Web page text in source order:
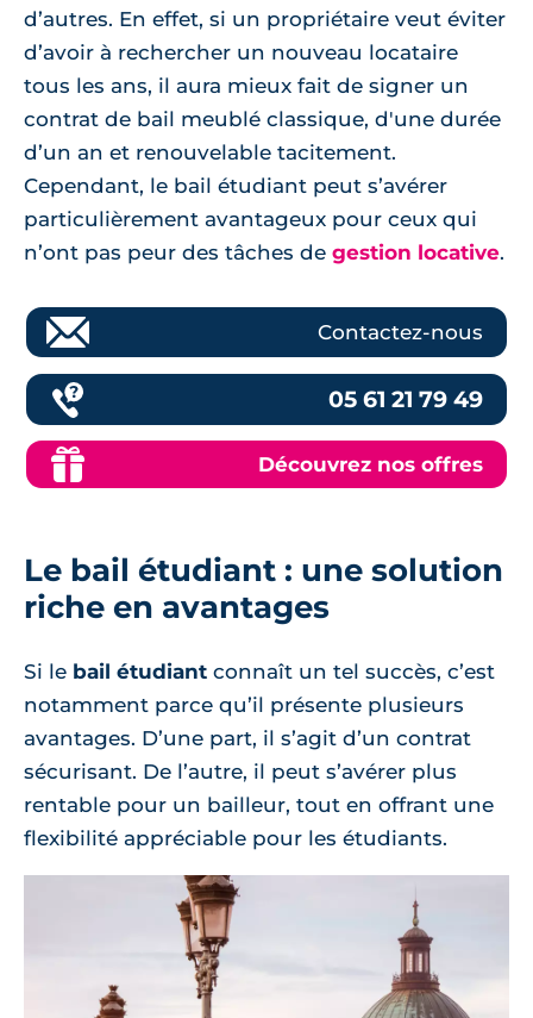
d’autres. En effet, si un propriétaire veut éviter
d’avoir à rechercher un nouveau locataire
tous les ans, il aura mieux fait de signer un
contrat de bail meublé classique, d'une durée
d’un an et renouvelable tacitement.
Cependant, le bail étudiant peut s’avérer
particulièrement avantageux pour ceux qui
n’ont pas peur des tâches de gestion locative.
Contactez-nous
05 61 21 79 49
Découvrez nos offres
Le bail étudiant : une solution
riche en avantages
Si le bail étudiant connaît un tel succès, c’est
notamment parce qu’il présente plusieurs
avantages. D’une part, il s’agit d’un contrat
sécurisant. De l’autre, il peut s’avérer plus
rentable pour un bailleur, tout en offrant une
flexibilité appréciable pour les étudiants.